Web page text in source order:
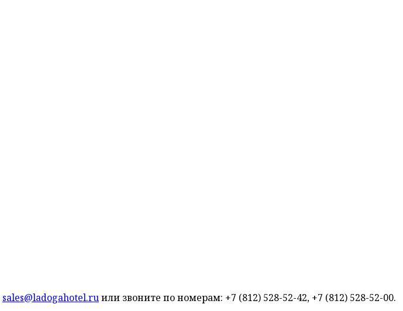
sales@ladogahotel.ruили звоните по номерам: +7 (812) 528-52-42, +7 (812) 528-52-00.